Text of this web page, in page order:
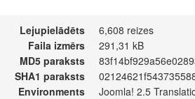
Lejupielādēts
6,608 reizes
Faila izmērs
291,31 kB
MD5 paraksts
SHA1 paraksts
Environments
Joomla! 2.5